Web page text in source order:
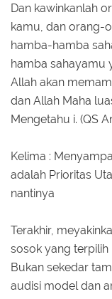
Dan kawinkanlah
kamu, dan orang-
hamba-hamba
hamba sahayamu
Allah akan
dan Allah Maha
Mengetahu i. (QS
Kelima :
adalah Prioritas
nantinya
Terakhir,
sosok yang terpilih
Bukan sekedar
audisi model dan